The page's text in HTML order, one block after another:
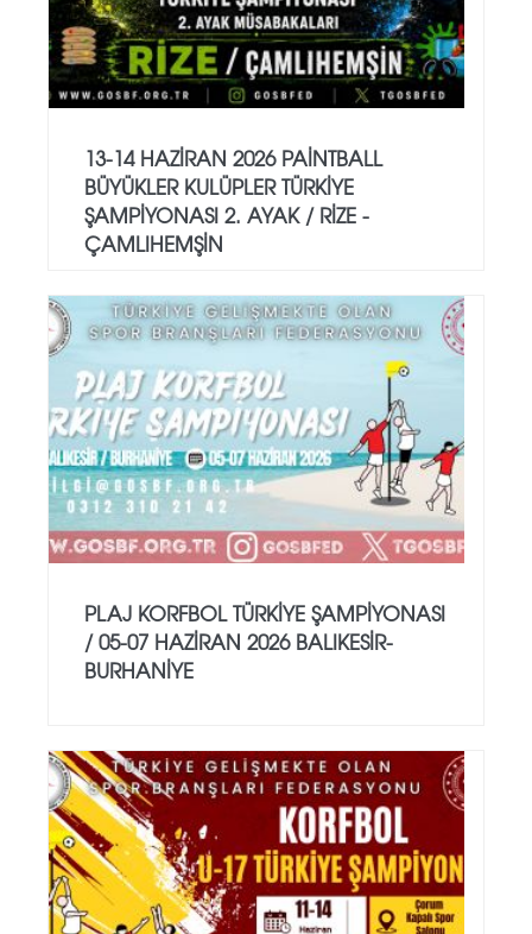
13-14 HAZİRAN 2026 PAİNTBALL
BÜYÜKLER KULÜPLER TÜRKİYE
ŞAMPİYONASI 2. AYAK / RİZE -
ÇAMLIHEMŞİN
PLAJ KORFBOL TÜRKİYE ŞAMPİYONASI
/ 05-07 HAZİRAN 2026 BALIKESİR-
BURHANİYE